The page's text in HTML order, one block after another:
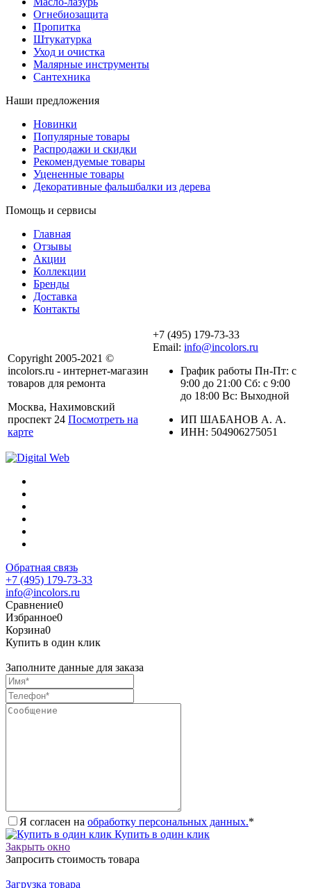
Огнебиозащита
Пропитка
Штукатурка
Уход и очистка
Малярные инструменты
Сантехника
Наши предложения
Новинки
Популярные товары
Распродажи и скидки
Рекомендуемые товары
Уцененные товары
Декоративные фальшбалки из дерева
Помощь и сервисы
Главная
Отзывы
Акции
Коллекции
Бренды
Доставка
Контакты
Copyright 2005-2021 ©
incolors.ru - интернет-магазин
товаров для ремонта
Москва, Нахимовский
проспект 24 Посмотреть на
карте
+7 (495) 179-73-33
Email: info@incolors.ru
График работы Пн-Пт: с
9:00 до 21:00 Сб: с 9:00
до 18:00 Вс: Выходной
ИП ШАБАНОВ А. А.
ИНН: 504906275051
Обратная связь
+7 (495) 179-73-33
info@incolors.ru
Сравнение0
Избранное0
Корзина0
Купить в один клик
Заполните данные для заказа
Я согласен на обработку персональных данных.*
Купить в один клик
Закрыть окно
Запросить стоимость товара
Загрузка товара